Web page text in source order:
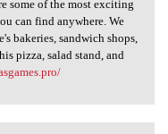
some of the most exciting
can find anywhere. We
bakeries, sandwich shops,
pizza, salad stand, and